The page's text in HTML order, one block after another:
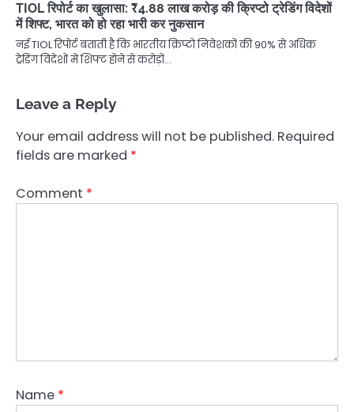
TIOL रिपोर्ट का खुलासा: ₹4.88 लाख करोड़ की क्रिप्टो ट्रेडिंग विदेशों
में शिफ्ट, भारत को हो रहा भारी कर नुकसान
नई TIOL रिपोर्ट बताती है कि भारतीय क्रिप्टो निवेशकों की 90% से अधिक
ट्रेडिंग विदेशों में शिफ्ट होने से करोड़ों…
Leave a Reply
Your email address will not be published. Required
fields are marked *
Comment *
Name *